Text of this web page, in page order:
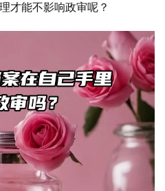
才能不影响政审呢？